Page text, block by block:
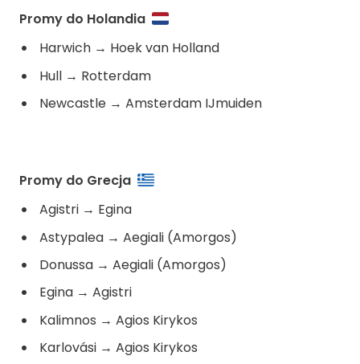
Promy do Holandia
Harwich → Hoek van Holland
Hull → Rotterdam
Newcastle → Amsterdam IJmuiden
Promy do Grecja
Agistri → Egina
Astypalea → Aegiali (Amorgos)
Donussa → Aegiali (Amorgos)
Egina → Agistri
Kalimnos → Agios Kirykos
Karlovási → Agios Kirykos